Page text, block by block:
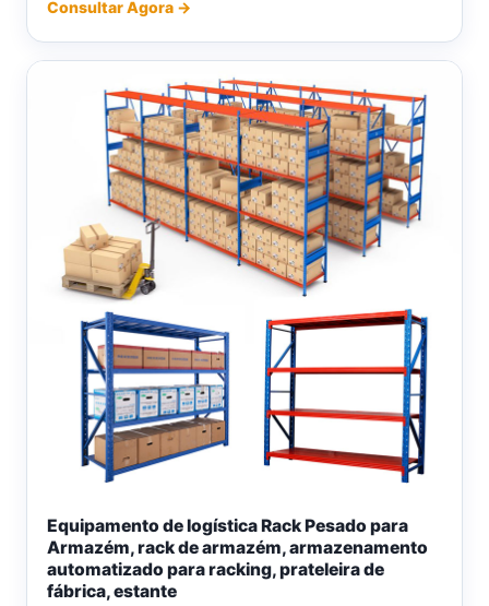
Consultar Agora →
Equipamento de logística Rack Pesado para
Armazém, rack de armazém, armazenamento
automatizado para racking, prateleira de
fábrica, estante